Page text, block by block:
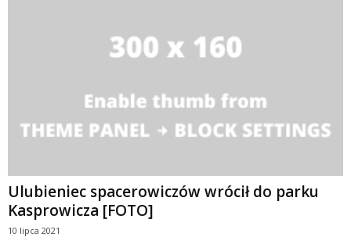
Ulubieniec spacerowiczów wrócił do parku
Kasprowicza [FOTO]
10 lipca 2021